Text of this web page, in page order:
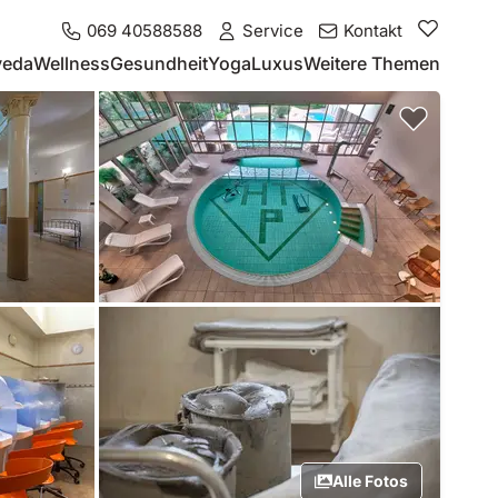
069 40588588 Service Kontakt
WellnessGesundheitYogaLuxusWeitere Themen
Alle Fotos